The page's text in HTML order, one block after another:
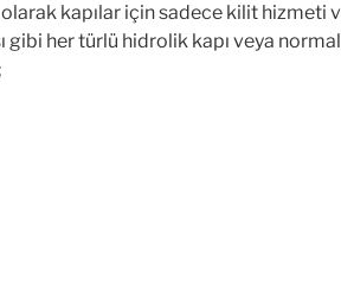
kapılar için sadece kilit hizmeti
gibi her türlü hidrolik kapı veya